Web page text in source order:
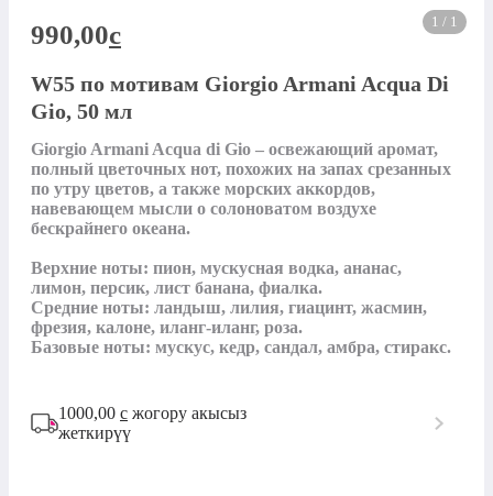
1 / 1
990,00c
W55 по мотивам Giorgio Armani Acqua Di
Gio, 50 мл
Giorgio Armani Acqua di Gio – освежающий аромат,
полный цветочных нот, похожих на запах срезанных
по утру цветов, а также морских аккордов,
навевающем мысли о солоноватом воздухе
бескрайнего океана.
Верхние ноты: пион, мускусная водка, ананас,
лимон, персик, лист банана, фиалка.
Средние ноты: ландыш, лилия, гиацинт, жасмин,
фрезия, калоне, иланг-иланг, роза.
Базовые ноты: мускус, кедр, сандал, амбра, стиракс.
1000,00 с жогору акысыз
жеткирүү